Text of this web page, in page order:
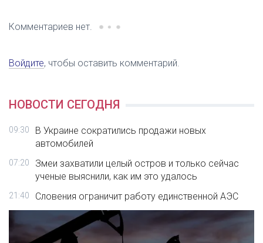
Комментариев нет.
Войдите, чтобы оставить комментарий.
НОВОСТИ СЕГОДНЯ
09:30
В Украине сократились продажи новых
автомобилей
07:20
Змеи захватили целый остров и только сейчас
ученые выяснили, как им это удалось
21:40 Словения ограничит работу единственной АЭС